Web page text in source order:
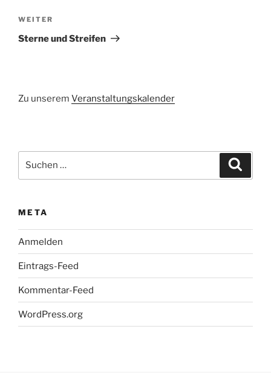
Nächster
Beitrag
WEITER
Sterne und Streifen
Zu unserem Veranstaltungskalender
nach:
META
Anmelden
Eintrags-Feed
Kommentar-Feed
WordPress.org